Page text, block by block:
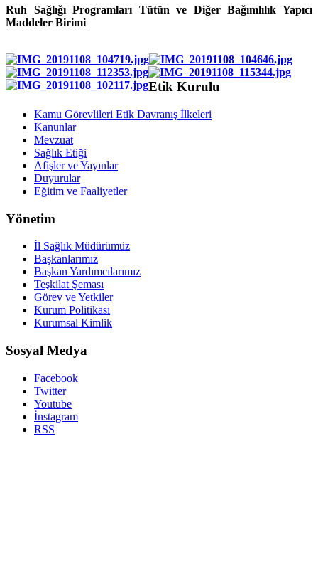
Ruh Sağlığı Programları Tütün ve Diğer Bağımlılık Yapıcı
Maddeler Birimi
Etik Kurulu
Kamu Görevlileri Etik Davranış İlkeleri
Kanunlar
Mevzuat
Sağlık Etiği
Afişler ve Yayınlar
Duyurular
Eğitim ve Faaliyetler
Yönetim
İl Sağlık Müdürümüz
Başkanlarımız
Başkan Yardımcılarımız
Teşkilat Şeması
Görev ve Yetkiler
Kurum Politikası
Kurumsal Kimlik
Sosyal Medya
Facebook
Twitter
Youtube
İnstagram
RSS